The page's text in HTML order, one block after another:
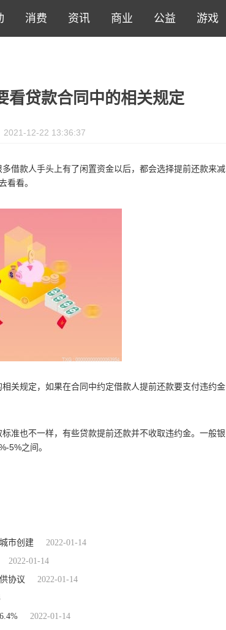
消费 资讯 商业 公益 游戏
看贷款合同中的相关规定
2021-12-22 13:36:37
借款人手头上有了闲置资金以后，都会选择提前还款来减
看看。
关规定，如果在合同中约定借款人提前还款要支付违约金
准也不一样，有些贷款提前还款并不收取违约金。一般银
5%之间。
市创建
2022-01-14
2022-01-14
协议
2022-01-14
2022-01-14